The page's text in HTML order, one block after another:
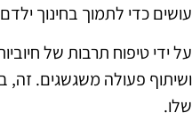
עושים כדי לתמוך בחינוך
על ידי טיפוח תרבות של
ושיתוף פעולה משגשגים. זה,
שלו.